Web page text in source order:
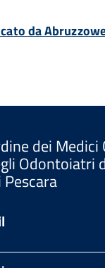
da
dei Medici
Odontoiatri